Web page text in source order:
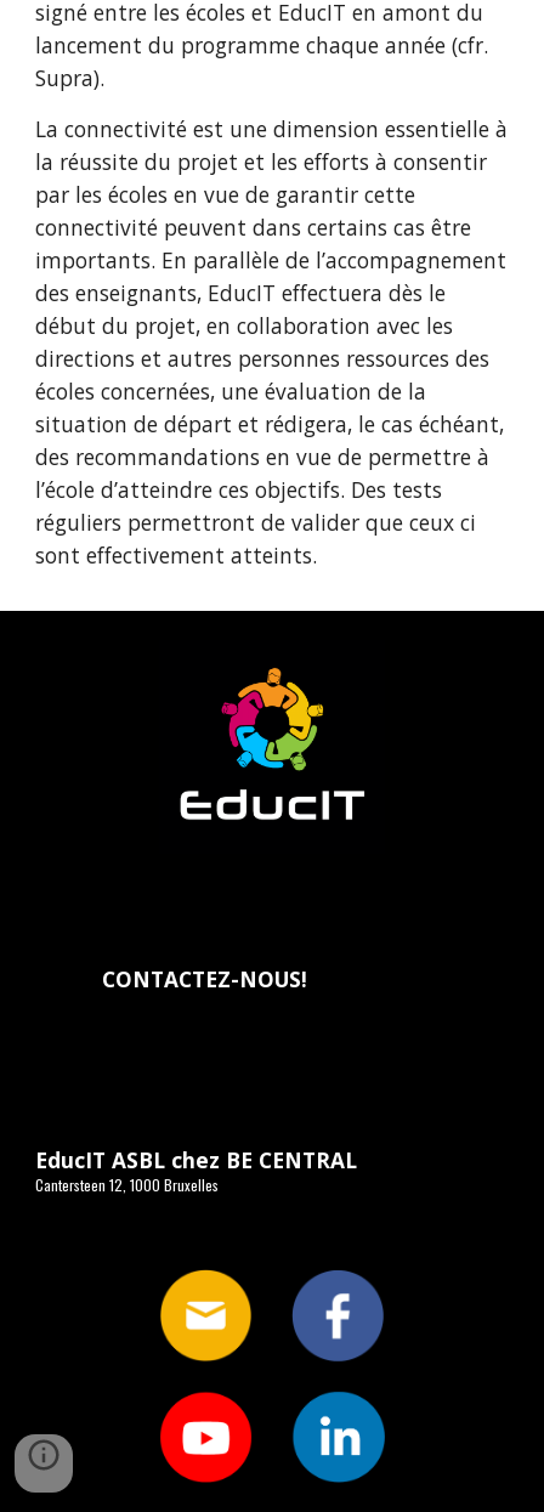
signé entre les écoles et EducIT en amont du
lancement du programme chaque année (cfr.
Supra).
La connectivité est une dimension essentielle à
la réussite du projet et les efforts à consentir
par les écoles en vue de garantir cette
connectivité peuvent dans certains cas être
importants. En parallèle de l’accompagnement
des enseignants, EducIT effectuera dès le
début du projet, en collaboration avec les
directions et autres personnes ressources des
écoles concernées, une évaluation de la
situation de départ et rédigera, le cas échéant,
des recommandations en vue de permettre à
l’école d’atteindre ces objectifs. Des tests
réguliers permettront de valider que ceux ci
sont effectivement atteints.
CONTACTEZ-NOUS!
EducIT ASBL chez BE CENTRAL
Cantersteen 12, 1000 Bruxelles